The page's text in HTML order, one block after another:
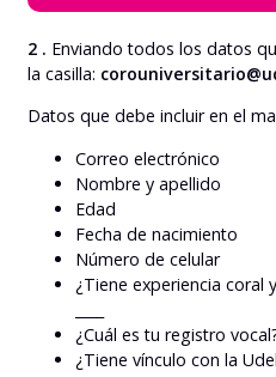
2 . Enviando todos los datos
la casilla:
Datos que debe incluir en el
Correo electrónico
Nombre y apellido
Edad
Fecha de nacimiento
Número de celular
¿Tiene experiencia coral
¿Cuál es tu registro
¿Tiene vínculo con la